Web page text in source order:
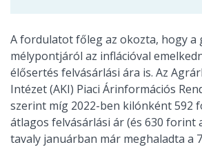
A fordulatot főleg az okozta, hogy a
mélypontjáról az inflációval
élősertés felvásárlási ára is. Az
Intézet (AKI) Piaci Árinformációs
szerint míg 2022-ben kilónként 592
átlagos felvásárlási ár (és 630 forint
tavaly januárban már meghaladta a